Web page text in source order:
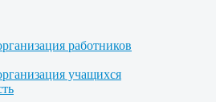
работников
учащихся